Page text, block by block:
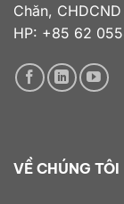
Chăn,
HP: +85 62
VỀ CHÚNG TÔI